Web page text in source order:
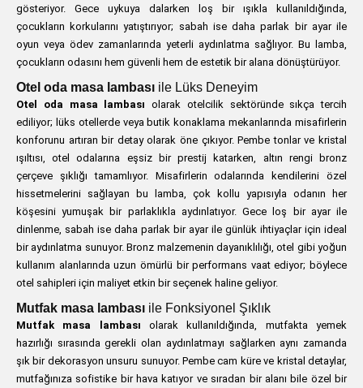
gösteriyor. Gece uykuya dalarken loş bir ışıkla kullanıldığında,
çocukların korkularını yatıştırıyor; sabah ise daha parlak bir ayar ile
oyun veya ödev zamanlarında yeterli aydınlatma sağlıyor. Bu lamba,
çocukların odasını hem güvenli hem de estetik bir alana dönüştürüyor.
Otel oda masa lambası ile Lüks Deneyim
Otel oda masa lambası olarak otelcilik sektöründe sıkça tercih
ediliyor; lüks otellerde veya butik konaklama mekanlarında misafirlerin
konforunu artıran bir detay olarak öne çıkıyor. Pembe tonlar ve kristal
ışıltısı, otel odalarına eşsiz bir prestij katarken, altın rengi bronz
çerçeve şıklığı tamamlıyor. Misafirlerin odalarında kendilerini özel
hissetmelerini sağlayan bu lamba, çok kollu yapısıyla odanın her
köşesini yumuşak bir parlaklıkla aydınlatıyor. Gece loş bir ayar ile
dinlenme, sabah ise daha parlak bir ayar ile günlük ihtiyaçlar için ideal
bir aydınlatma sunuyor. Bronz malzemenin dayanıklılığı, otel gibi yoğun
kullanım alanlarında uzun ömürlü bir performans vaat ediyor; böylece
otel sahipleri için maliyet etkin bir seçenek haline geliyor.
Mutfak masa lambası ile Fonksiyonel Şıklık
Mutfak masa lambası olarak kullanıldığında, mutfakta yemek
hazırlığı sırasında gerekli olan aydınlatmayı sağlarken aynı zamanda
şık bir dekorasyon unsuru sunuyor. Pembe cam küre ve kristal detaylar,
mutfağınıza sofistike bir hava katıyor ve sıradan bir alanı bile özel bir